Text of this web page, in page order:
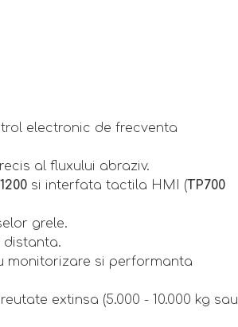
electronic de frecventa
al fluxului abraziv.
si interfata tactila HMI (TP700
grele.
distanta.
monitorizare si performanta
extinsa (5.000 - 10.000 kg sau